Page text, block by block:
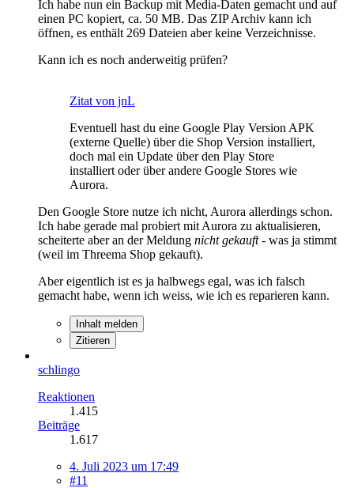
Ich habe nun ein Backup mit Media-Daten gemacht und auf
einen PC kopiert, ca. 50 MB. Das ZIP Archiv kann ich
öffnen, es enthält 269 Dateien aber keine Verzeichnisse.
Kann ich es noch anderweitig prüfen?
Zitat von jnL
Eventuell hast du eine Google Play Version APK
(externe Quelle) über die Shop Version installiert,
doch mal ein Update über den Play Store
installiert oder über andere Google Stores wie
Aurora.
Den Google Store nutze ich nicht, Aurora allerdings schon.
Ich habe gerade mal probiert mit Aurora zu aktualisieren,
scheiterte aber an der Meldung nicht gekauft- was ja stimmt
(weil im Threema Shop gekauft).
Aber eigentlich ist es ja halbwegs egal, was ich falsch
gemacht habe, wenn ich weiss, wie ich es reparieren kann.
Inhalt melden
Zitieren
schlingo
Reaktionen
1.415
Beiträge
1.617
4. Juli 2023 um 17:49
#11